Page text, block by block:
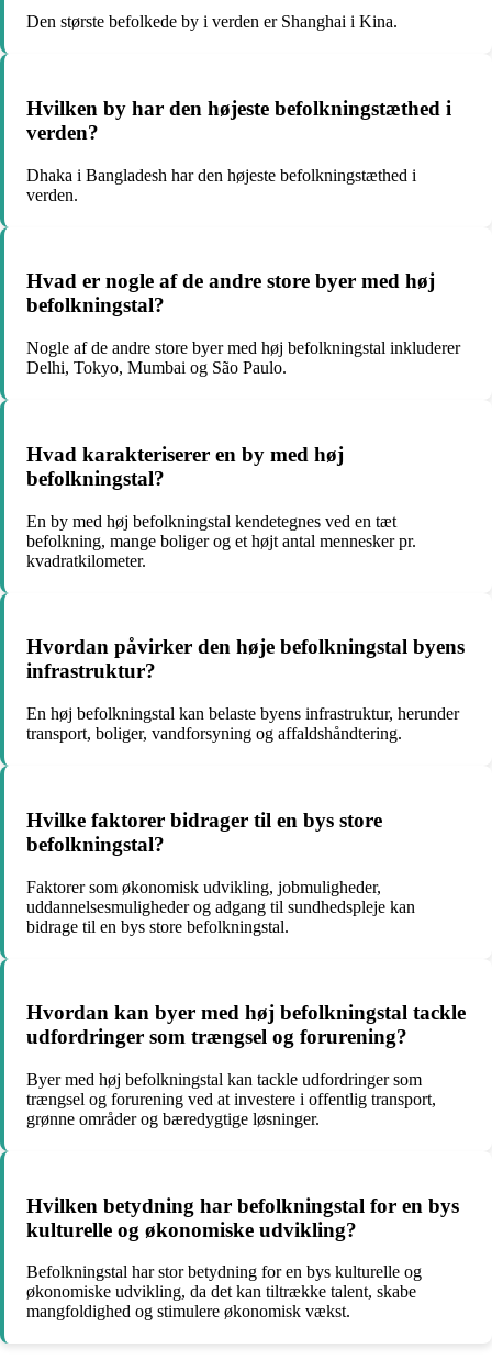
Den største befolkede by i verden er Shanghai i Kina.
Hvilken by har den højeste befolkningstæthed i
verden?
Dhaka i Bangladesh har den højeste befolkningstæthed i
verden.
Hvad er nogle af de andre store byer med høj
befolkningstal?
Nogle af de andre store byer med høj befolkningstal inkluderer
Delhi, Tokyo, Mumbai og São Paulo.
Hvad karakteriserer en by med høj
befolkningstal?
En by med høj befolkningstal kendetegnes ved en tæt
befolkning, mange boliger og et højt antal mennesker pr.
kvadratkilometer.
Hvordan påvirker den høje befolkningstal byens
infrastruktur?
En høj befolkningstal kan belaste byens infrastruktur, herunder
transport, boliger, vandforsyning og affaldshåndtering.
Hvilke faktorer bidrager til en bys store
befolkningstal?
Faktorer som økonomisk udvikling, jobmuligheder,
uddannelsesmuligheder og adgang til sundhedspleje kan
bidrage til en bys store befolkningstal.
Hvordan kan byer med høj befolkningstal tackle
udfordringer som trængsel og forurening?
Byer med høj befolkningstal kan tackle udfordringer som
trængsel og forurening ved at investere i offentlig transport,
grønne områder og bæredygtige løsninger.
Hvilken betydning har befolkningstal for en bys
kulturelle og økonomiske udvikling?
Befolkningstal har stor betydning for en bys kulturelle og
økonomiske udvikling, da det kan tiltrække talent, skabe
mangfoldighed og stimulere økonomisk vækst.